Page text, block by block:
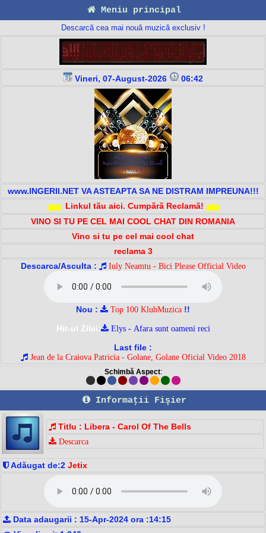
Meniu principal
Descarcă cea mai nouă muzică exclusiv !
Vineri, 07-August-2026 06:42
www.INGERII.NET VA ASTEAPTA SA NE DISTRAM IMPREUNA!!!
Linkul tău aici. Cumpără Reclamă!
VINO SI TU PE CEL MAI COOL CHAT DIN ROMANIA
Vino si tu pe cel mai cool chat
reclama 3
Descarca/Asculta :
Iuly Neamtu - Bici Please Official Video
Nou : Top 100 KlubMuzica !!
Hit-ul Zilei:
Elys - Afara sunt oameni reci
Last file :
Jean de la Craiova Patricia - Golane, Golane Oficial Video 2018
Schimbă Aspect:
Informaţii Fişier
Titlu : Libera - Carol Of The Bells
Descarca
Adăugat de:2 Jetix
Data adaugarii : 15-Apr-2024 ora :14:15